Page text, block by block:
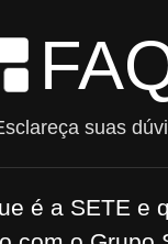
suas
é a SETE e